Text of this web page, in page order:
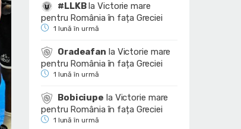
#LLKBlaVictorie mare
pentru România în fața Greciei
1 lună în urmă
Oradeafan la Victorie mare
pentru România în fața Greciei
1 lună în urmă
Bobiciupe la Victorie mare
pentru România în fața Greciei
1 lună în urmă